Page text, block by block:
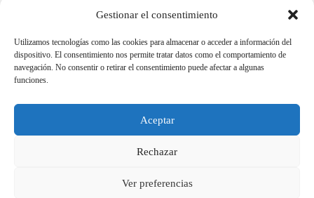
Gestionar el consentimiento
Utilizamos tecnologías como las cookies para almacenar o acceder a información del
dispositivo. El consentimiento nos permite tratar datos como el comportamiento de
navegación. No consentir o retirar el consentimiento puede afectar a algunas
funciones.
Aceptar
Rechazar
Ver preferencias
Marcas relacionadas